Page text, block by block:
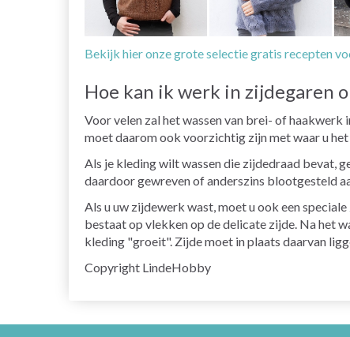
Bekijk hier onze grote selectie gratis recepten
Hoe kan ik werk in zijdegaren
Voor velen zal het wassen van brei- of
moet daarom ook voorzichtig zijn met waar u
Als je kleding wilt wassen die zijdedraad bevat,
daardoor gewreven of anderszins blootgesteld
Als u uw zijdewerk wast, moet u ook een
bestaat op vlekken op de delicate zijde. Na het
kleding "groeit". Zijde moet in plaats daarvan
Copyright LindeHobby